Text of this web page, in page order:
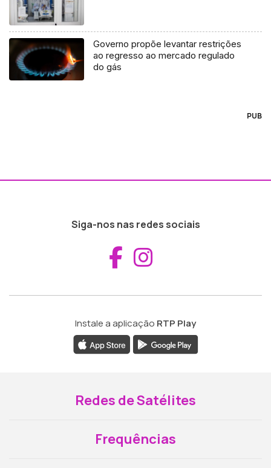
Governo propõe levantar restrições
ao regresso ao mercado regulado
do gás
PUB
Siga-nos nas redes sociais
Aceder ao
Instale a aplicação RTP Play
Redes de Satélites
Frequências